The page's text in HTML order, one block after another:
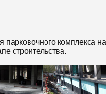
парковочного комплекса на
строительства.